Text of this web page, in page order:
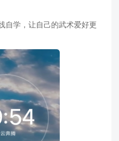
自学，让自己的武术爱好更